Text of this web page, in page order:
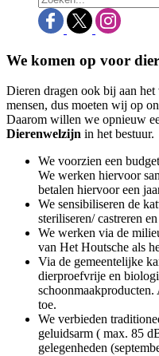
We komen op voor
Dieren dragen ook bij aan
mensen, dus moeten wij op
Daarom willen we opnieuw
Dierenwelzijn in het bestuur.
We voorzien een
We werken hiervoor
betalen hiervoor een
We sensibiliseren de
steriliseren/ castreren
We werken via de
van Het Houtsche als
Via de gemeentelijke
dierproefvrije en
schoonmaakproducten.
toe.
We verbieden
geluidsarm ( max. 85
gelegenheden